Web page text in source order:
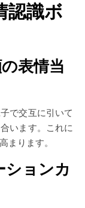
認識ボ
表情当
で交互に引いて
います。これに
まります。
ションカ